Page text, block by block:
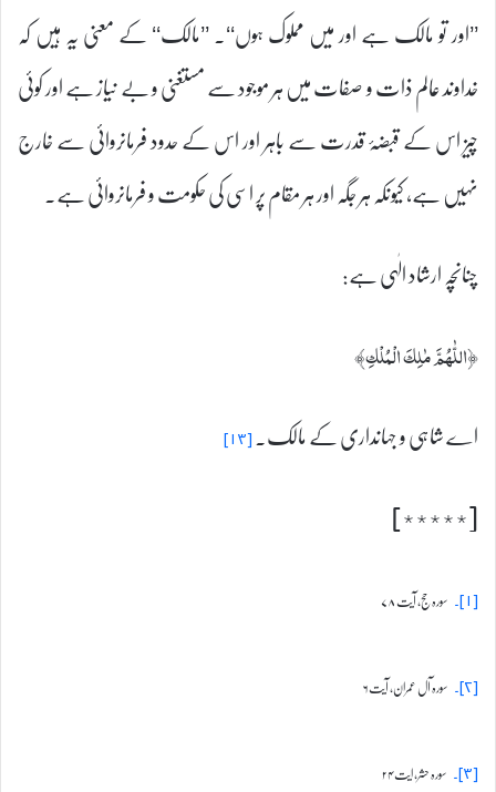
’’اور تو مالک ہے اور میں مملوک ہوں‘‘۔ ’’مالک‘‘ کے معنی یہ ہیں کہ
خداوند عالم ذات و صفات میں ہر موجود سے مستغنی و بے نیاز ہے اور کوئی
چیز اس کے قبضۂ قدرت سے باہر اور اس کے حدود فرمانروائی سے خارج
نہیں ہے، کیونکہ ہر جگہ اور ہر مقام پر اسی کی حکومت و فرمانروائی ہے۔
چنانچہ ارشاد الٰہی ہے:
﴿اللّٰہُمَّ مٰلِكَ الْمُلْكِ﴾
اے شاہی و جہانداری کے مالک۔[۱۳]
[٭٭٭٭٭]
[۱]۔ سورہ حج، آیت ۷۸
[۲]۔ سورہ آل عمران، آیت ۶
[۳]۔ سورہ حشر، ایت ۲۴